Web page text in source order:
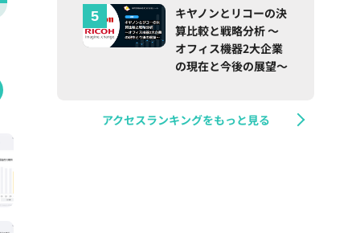
キヤノンとリコーの決
算比較と戦略分析 ～
オフィス機器2大企業
の現在と今後の展望～
アクセスランキングをもっと見る